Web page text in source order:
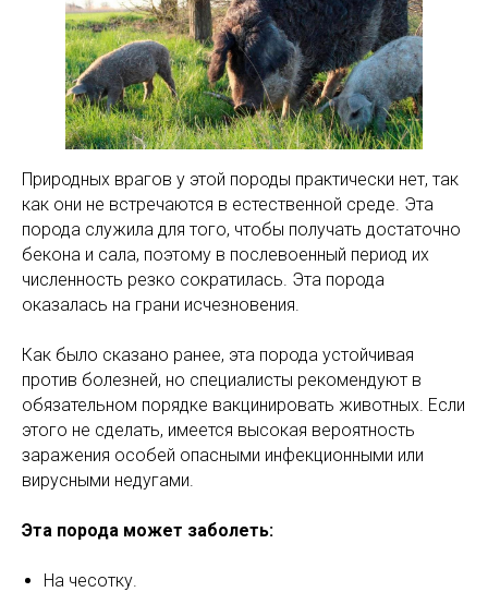
Природных врагов у этой породы практически нет, так
как они не встречаются в естественной среде. Эта
порода служила для того, чтобы получать достаточно
бекона и сала, поэтому в послевоенный период их
численность резко сократилась. Эта порода
оказалась на грани исчезновения.
Как было сказано ранее, эта порода устойчивая
против болезней, но специалисты рекомендуют в
обязательном порядке вакцинировать животных. Если
этого не сделать, имеется высокая вероятность
заражения особей опасными инфекционными или
вирусными недугами.
Эта порода может заболеть:
На чесотку.